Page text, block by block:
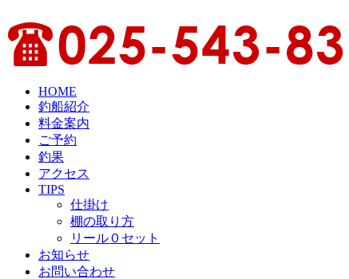
HOME
釣船紹介
料金案内
ご予約
釣果
アクセス
TIPS
仕掛け
棚の取り方
リール０セット
お知らせ
お問い合わせ